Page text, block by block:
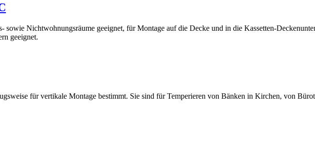
sowie Nichtwohnungsräume geeignet, für Montage auf die Decke und in die Kassetten-
geeignet.
für vertikale Montage bestimmt. Sie sind für Temperieren von Bänken in Kirchen, von